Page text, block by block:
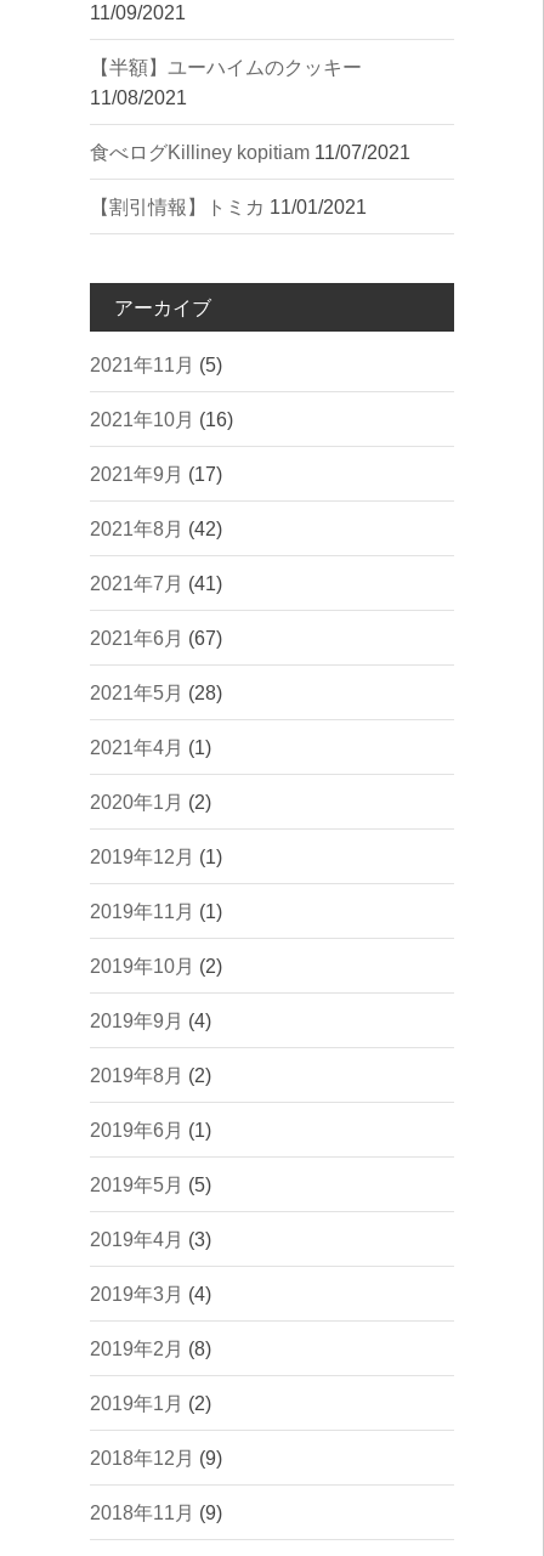
11/09/2021
【半額】ユーハイムのクッキー
11/08/2021
︎食べログ︎Killiney kopitiam 11/07/2021
【割引情報】トミカ 11/01/2021
アーカイブ
2021年11月 (5)
2021年10月 (16)
2021年9月 (17)
2021年8月 (42)
2021年7月 (41)
2021年6月 (67)
2021年5月 (28)
2021年4月 (1)
2020年1月 (2)
2019年12月 (1)
2019年11月 (1)
2019年10月 (2)
2019年9月 (4)
2019年8月 (2)
2019年6月 (1)
2019年5月 (5)
2019年4月 (3)
2019年3月 (4)
2019年2月 (8)
2019年1月 (2)
2018年12月 (9)
2018年11月 (9)